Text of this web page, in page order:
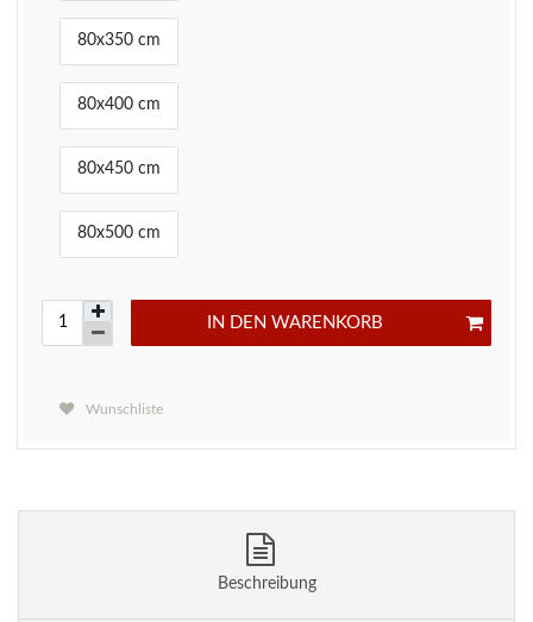
80x350 cm
80x400 cm
80x450 cm
80x500 cm
IN DEN WARENKORB
Wunschliste
Beschreibung